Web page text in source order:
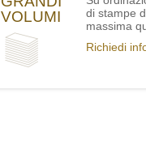
VOLUMI
di stampe
massima
Richiedi